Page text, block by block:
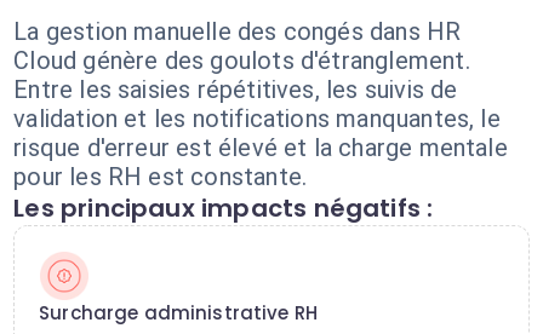
La gestion manuelle des congés dans HR
Cloud génère des goulots d'étranglement.
Entre les saisies répétitives, les suivis de
validation et les notifications manquantes, le
risque d'erreur est élevé et la charge mentale
pour les RH est constante.
Les principaux impacts négatifs :
Surcharge administrative RH